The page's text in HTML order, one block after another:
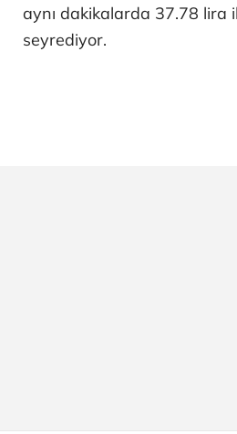
aynı dakikalarda 37.78 lira
seyrediyor.